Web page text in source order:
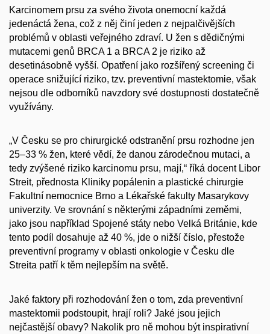
Karcinomem prsu za svého života onemocní každá
jedenáctá žena, což z něj činí jeden z nejpalčivějších
problémů v oblasti veřejného zdraví. U žen s dědičnými
mutacemi genů BRCA 1 a BRCA 2 je riziko až
desetinásobně vyšší. Opatření jako rozšířený screening či
operace snižující riziko, tzv. preventivní mastektomie, však
nejsou dle odborníků navzdory své dostupnosti dostatečně
využívány.
„V Česku se pro chirurgické odstranění prsu rozhodne jen
25–33 % žen, které vědí, že danou zárodečnou mutaci, a
tedy zvýšené riziko karcinomu prsu, mají,“ říká docent Libor
Streit, přednosta Kliniky popálenin a plastické chirurgie
Fakultní nemocnice Brno a Lékařské fakulty Masarykovy
univerzity. Ve srovnání s některými západními zeměmi,
jako jsou například Spojené státy nebo Velká Británie, kde
tento podíl dosahuje až 40 %, jde o nižší číslo, přestože
preventivní programy v oblasti onkologie v Česku dle
Streita patří k těm nejlepším na světě.
Jaké faktory při rozhodování žen o tom, zda preventivní
mastektomii podstoupit, hrají roli? Jaké jsou jejich
nejčastější obavy? Nakolik pro ně mohou být inspirativní